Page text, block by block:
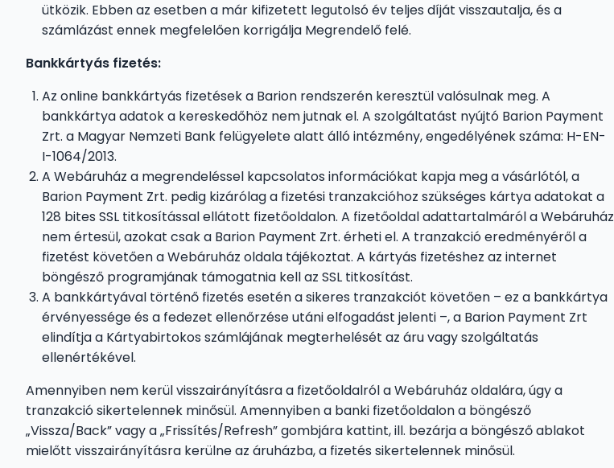
ütközik. Ebben az esetben a már kifizetett legutolsó év teljes díját visszautalja, és a
számlázást ennek megfelelően korrigálja Megrendelő felé.
Bankkártyás fizetés:
Az online bankkártyás fizetések a Barion rendszerén keresztül valósulnak meg. A
bankkártya adatok a kereskedőhöz nem jutnak el. A szolgáltatást nyújtó Barion Payment
Zrt. a Magyar Nemzeti Bank felügyelete alatt álló intézmény, engedélyének száma: H-EN-
I-1064/2013.
A Webáruház a megrendeléssel kapcsolatos információkat kapja meg a vásárlótól, a
Barion Payment Zrt. pedig kizárólag a fizetési tranzakcióhoz szükséges kártya adatokat a
128 bites SSL titkosítással ellátott fizetőoldalon. A fizetőoldal adattartalmáról a Webáruház
nem értesül, azokat csak a Barion Payment Zrt. érheti el. A tranzakció eredményéről a
fizetést követően a Webáruház oldala tájékoztat. A kártyás fizetéshez az internet
böngésző programjának támogatnia kell az SSL titkosítást.
A bankkártyával történő fizetés esetén a sikeres tranzakciót követően – ez a bankkártya
érvényessége és a fedezet ellenőrzése utáni elfogadást jelenti –, a Barion Payment Zrt
elindítja a Kártyabirtokos számlájának megterhelését az áru vagy szolgáltatás
ellenértékével.
Amennyiben nem kerül visszairányításra a fizetőoldalról a Webáruház oldalára, úgy a
tranzakció sikertelennek minősül. Amennyiben a banki fizetőoldalon a böngésző
„Vissza/Back” vagy a „Frissítés/Refresh” gombjára kattint, ill. bezárja a böngésző ablakot
mielőtt visszairányításra kerülne az áruházba, a fizetés sikertelennek minősül.